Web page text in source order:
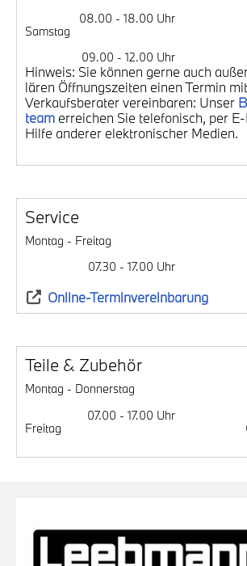
08.00 - 18.00 Uhr
Sams­tag
09.00 - 12.00 Uhr
Hin­weis: Sie kön­nen ger­ne auch
lä­ren Öff­nungs­zei­ten einen Ter­min
Ver­kaufs­be­ra­ter ver­ein­ba­ren: Unser
team errei­chen Sie tele­fo­nisch, per
Hil­fe ande­rer elek­tro­ni­scher Medi­en.
Ser­vice
Mon­tag - Frei­tag
07.30 - 17.00 Uhr
Online-Ter­min­ver­ein­ba­rung
Tei­le & Zube­hör
Mon­tag - Don­ners­tag
07.00 - 17.00 Uhr
Frei­tag